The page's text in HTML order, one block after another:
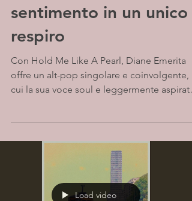
sentimento in un unico
respiro
Con Hold Me Like A Pearl, Diane Emerita
offre un alt-pop singolare e coinvolgente,
cui la sua voce soul e leggermente aspirata
l’ascoltatore in un’atmosfera intima e
Load video